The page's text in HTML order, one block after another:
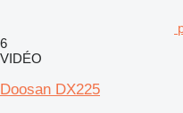
6
VIDÉO
Doosan DX225